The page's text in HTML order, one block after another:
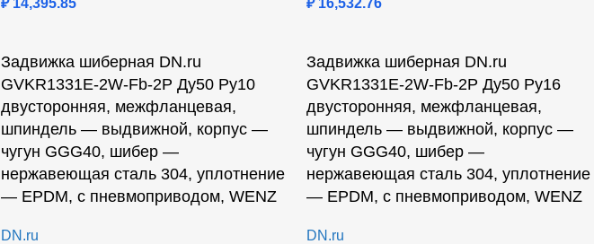
₽14,395.85 ₽16,532.76
Задвижка шиберная DN.ru
GVKR1331E-2W-Fb-2P Ду50 Ру10
двусторонняя, межфланцевая,
шпиндель — выдвижной, корпус —
чугун GGG40, шибер —
нержавеющая сталь 304, уплотнение
— EPDM, с пневмоприводом, WENZ
DN.ru
Задвижка шиберная DN.ru
GVKR1331E-2W-Fb-2P Ду50 Ру16
двусторонняя, межфланцевая,
шпиндель — выдвижной, корпус —
чугун GGG40, шибер —
нержавеющая сталь 304, уплотнение
— EPDM, с пневмоприводом, WENZ
DN.ru